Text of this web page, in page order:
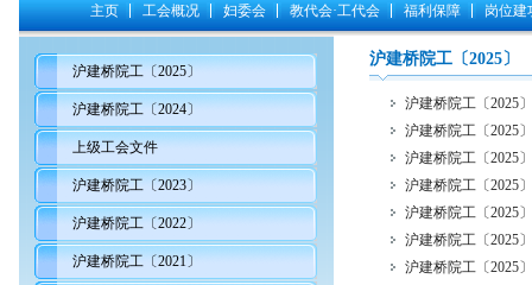
主页 工会概况 妇委会 教代会·工代会 福利保障 岗位建
沪建桥院工〔2025〕
沪建桥院工〔2024〕
上级工会文件
沪建桥院工〔2023〕
沪建桥院工〔2022〕
沪建桥院工〔2021〕
沪建桥院工〔2025〕
沪建桥院工〔2025
沪建桥院工〔2025
沪建桥院工〔2025
沪建桥院工〔2025
沪建桥院工〔2025
沪建桥院工〔2025
沪建桥院工〔2025